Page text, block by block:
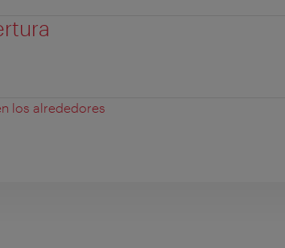
los alrededores